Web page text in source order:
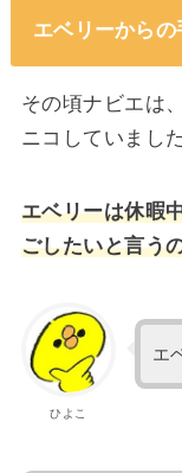
エベリーからの
その頃ナビエは
ニコしていました
エベリーは休暇
ごしたいと言う
ひよこ
エ